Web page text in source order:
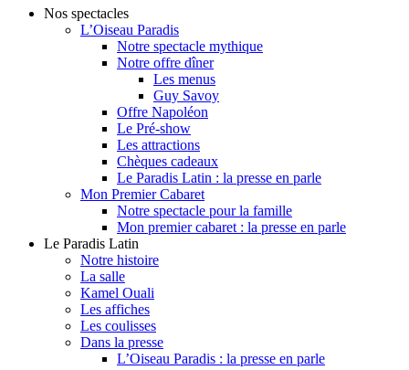
Nos spectacles
L’Oiseau Paradis
Notre spectacle mythique
Notre offre dîner
Les menus
Guy Savoy
Offre Napoléon
Le Pré-show
Les attractions
Chèques cadeaux
Le Paradis Latin : la presse en parle
Mon Premier Cabaret
Notre spectacle pour la famille
Mon premier cabaret : la presse en parle
Le Paradis Latin
Notre histoire
La salle
Kamel Ouali
Les affiches
Les coulisses
Dans la presse
L’Oiseau Paradis : la presse en parle